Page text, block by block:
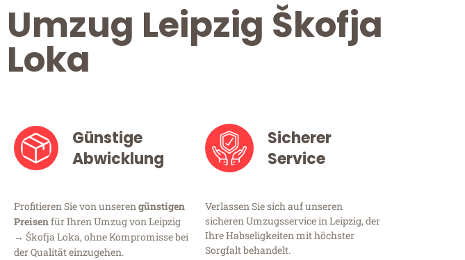
Umzug Leipzig Škofja
Loka
Günstige
Abwicklung
Profitieren Sie von unserengünstigen
Preisenfür Ihren Umzug von Leipzig
→ Škofja Loka, ohne Kompromisse bei
der Qualität einzugehen.
Sicherer
Service
Verlassen Sie sich auf unseren
sicheren Umzugsservice in Leipzig, der
Ihre Habseligkeiten mit höchster
Sorgfalt behandelt.